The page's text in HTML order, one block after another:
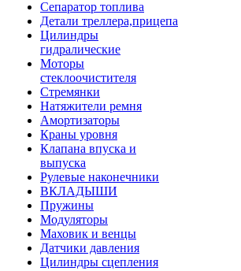
Сепаратор топлива
Детали треллера,прицепа
Цилиндры
гидралические
Моторы
стеклоочистителя
Стремянки
Натяжители ремня
Амортизаторы
Краны уровня
Клапана впуска и
выпуска
Рулевые наконечники
ВКЛАДЫШИ
Пружины
Модуляторы
Маховик и венцы
Датчики давления
Цилиндры сцепления